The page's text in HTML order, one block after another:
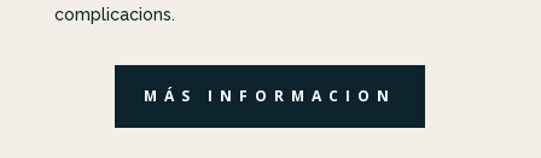
complicacions.
MÁS INFORMACION